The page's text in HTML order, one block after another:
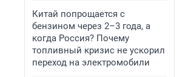
Китай попрощается с
бензином через 2–3 года, а
когда Россия? Почему
топливный кризис не ускорил
переход на электромобили